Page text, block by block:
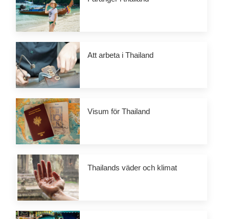
Att arbeta i Thailand
Visum för Thailand
Thailands väder och klimat